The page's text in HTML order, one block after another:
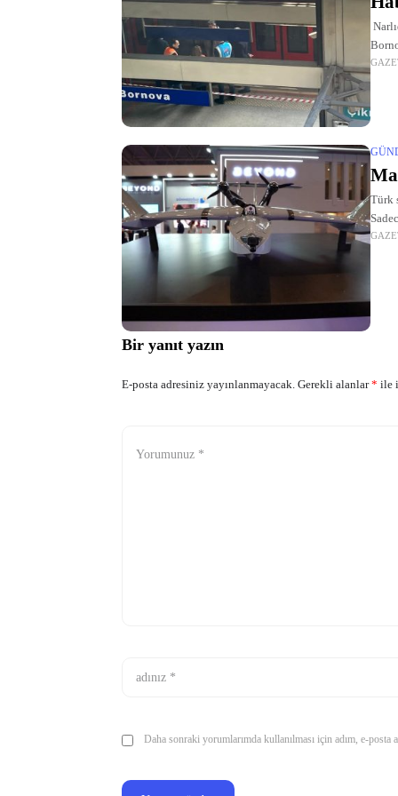
Türk
Bir yanıt yazın
E-posta adresiniz yayınlanmayacak. Gerekli alanlar* ile
Daha sonraki yorumlarımda kullanılması için adım, e-posta